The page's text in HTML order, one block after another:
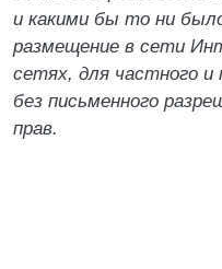
и какими бы то ни
размещение в сети
сетях, для частного и
без письменного
прав.